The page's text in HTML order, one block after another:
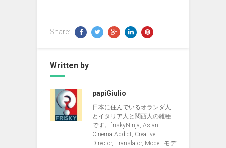
Share:
Written by
papiGiulio
日本に住んでいるオランダ人
とイタリア人と関西人の雑種
です。friskyNinja, Asian
Cinema Addict, Creative
Director, Translator, Model. モデ